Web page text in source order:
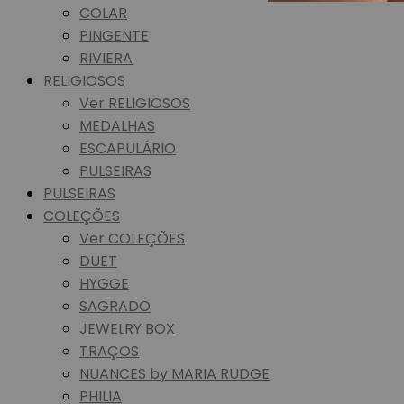
COLAR
PINGENTE
RIVIERA
RELIGIOSOS
Ver RELIGIOSOS
MEDALHAS
ESCAPULÁRIO
PULSEIRAS
PULSEIRAS
COLEÇÕES
Ver COLEÇÕES
DUET
HYGGE
SAGRADO
JEWELRY BOX
TRAÇOS
NUANCES by MARIA RUDGE
PHILIA